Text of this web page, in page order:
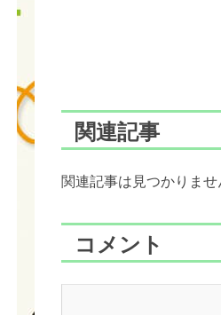
関連記事
関連記事は見つかりませ
コメント